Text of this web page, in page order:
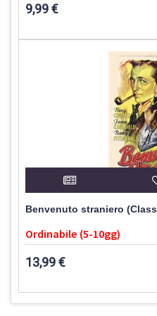
9,99 €
Benvenuto straniero
Ordinabile (5-10gg)
13,99 €